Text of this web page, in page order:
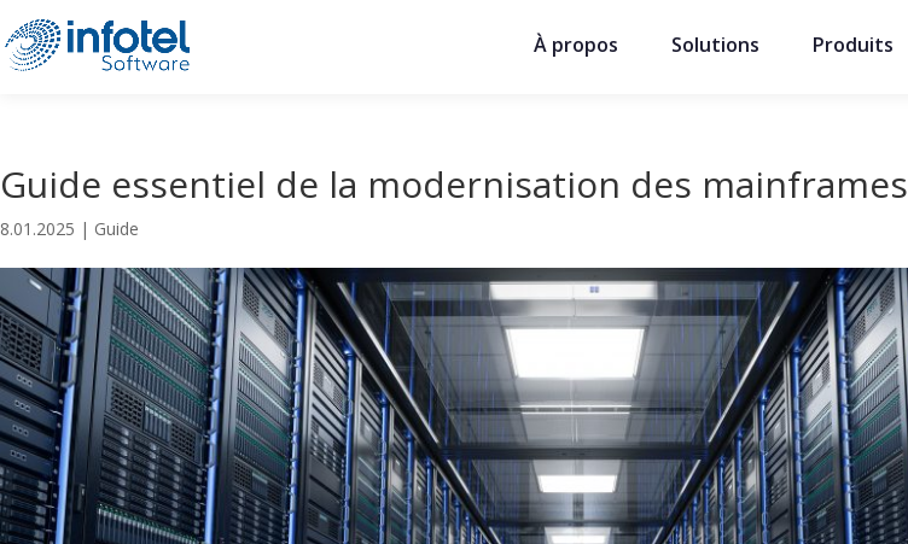
À propos Solutions Produits
Guide essentiel de la modernisation des mainframes
8.01.2025 | Guide